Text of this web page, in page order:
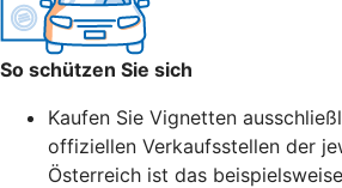
So schützen Sie sich
Kaufen Sie Vignetten
offiziellen Verkaufsstellen der
Österreich ist das